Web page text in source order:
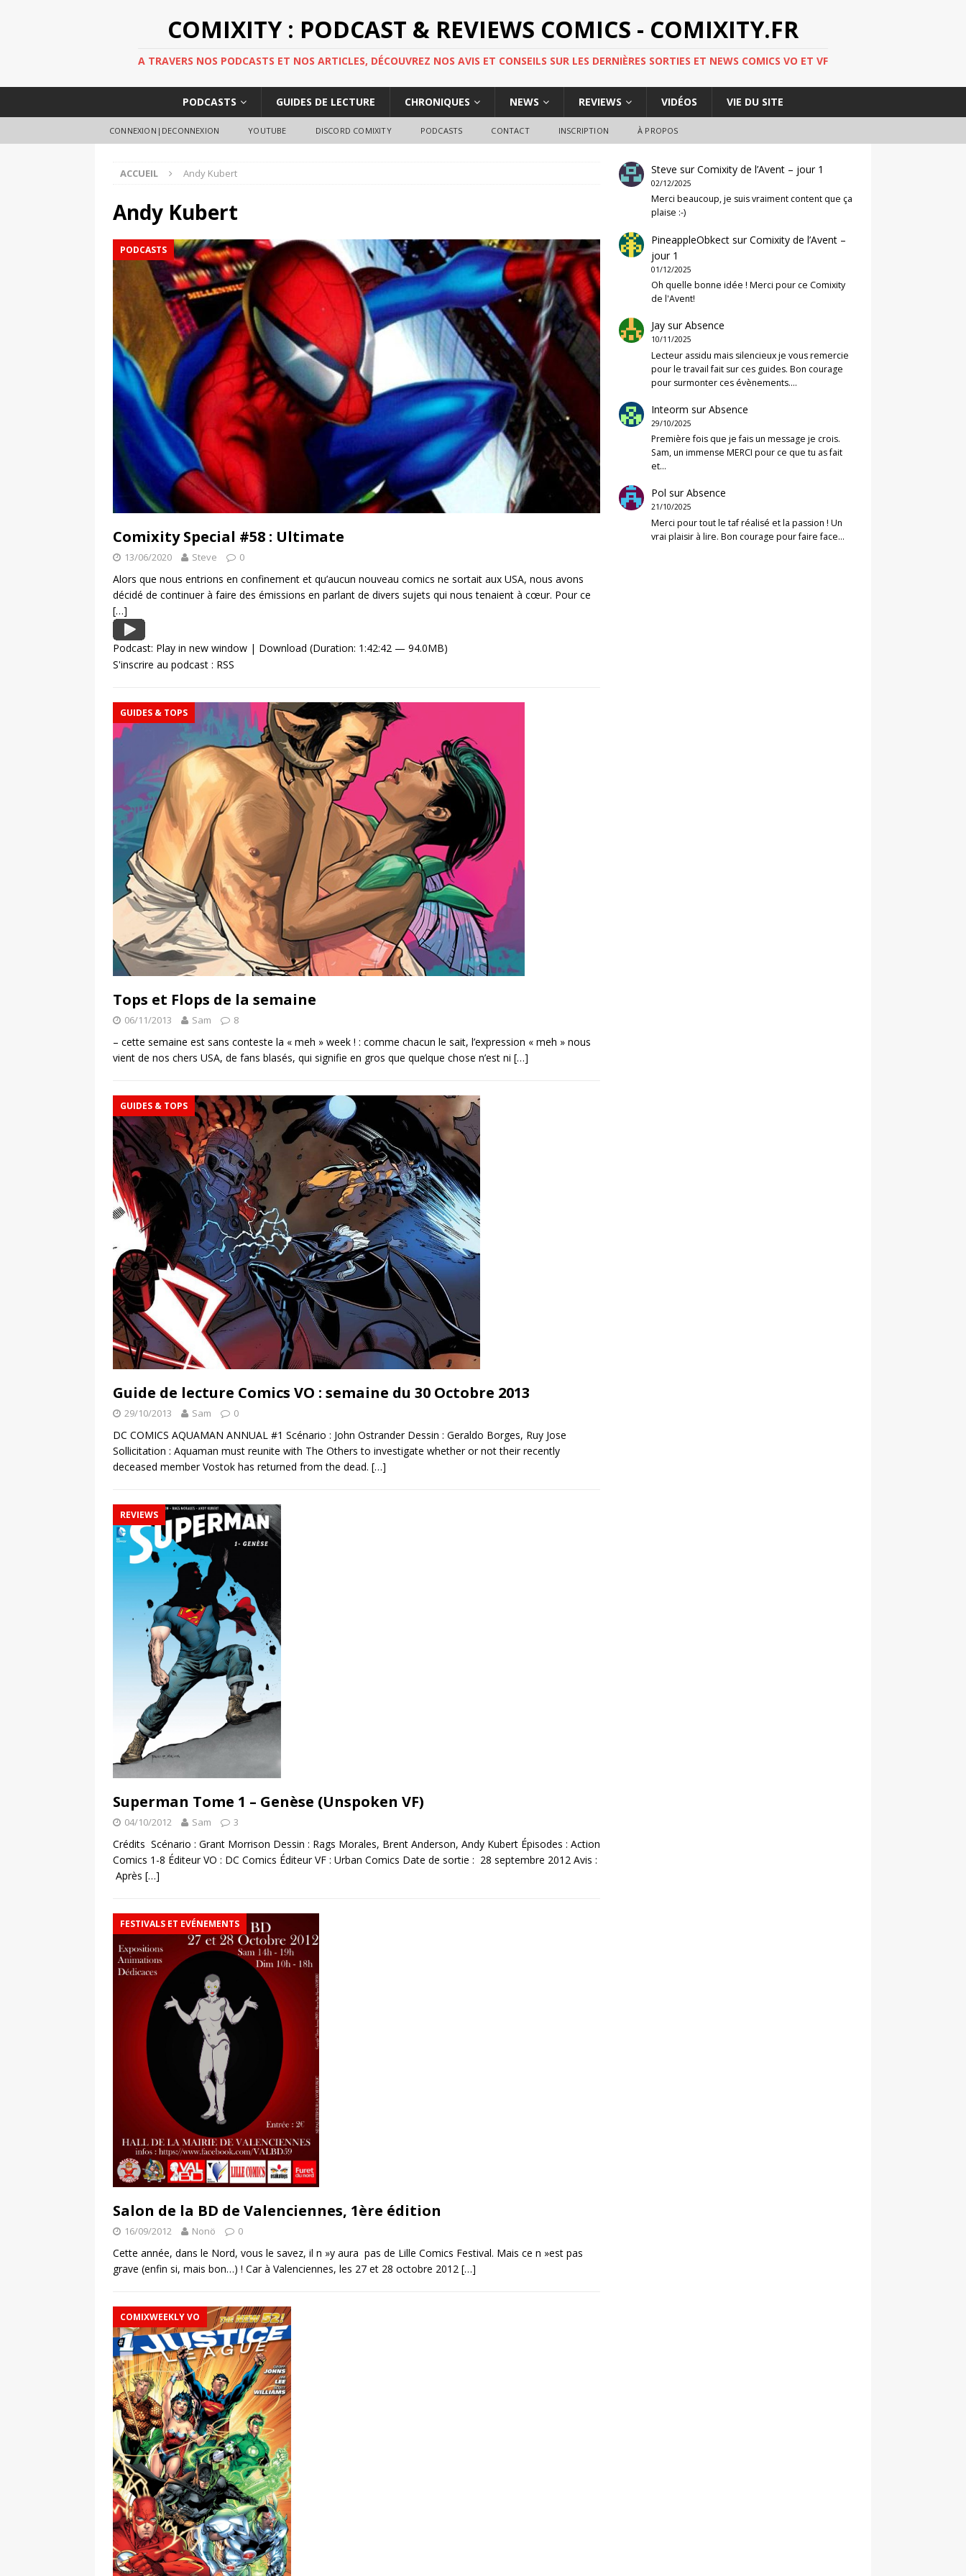
COMIXITY : PODCAST & REVIEWS COMICS - COMIXITY.FR
A TRAVERS NOS PODCASTS ET NOS ARTICLES, DÉCOUVREZ NOS AVIS ET CONSEILS SUR LES DERNIÈRES SORTIES ET NEWS COMICS VO ET VF
PODCASTS GUIDES DE LECTURE CHRONIQUES NEWS REVIEWS VIDÉOS VIE DU SITE
CONNEXION|DECONNEXION YOUTUBE DISCORD COMIXITY PODCASTS CONTACT INSCRIPTION À PROPOS
ACCUEIL Andy Kubert
Andy Kubert
PODCASTS
Comixity Special #58 : Ultimate
13/06/2020 Steve 0
Alors que nous entrions en confinement et qu’aucun nouveau comics ne sortait aux USA, nous avons
décidé de continuer à faire des émissions en parlant de divers sujets qui nous tenaient à cœur. Pour ce
[…]
Podcast: Play in new window | Download (Duration: 1:42:42 — 94.0MB)
S'inscrire au podcast : RSS
GUIDES & TOPS
Tops et Flops de la semaine
06/11/2013 Sam 8
– cette semaine est sans conteste la « meh » week ! : comme chacun le sait, l’expression « meh » nous
vient de nos chers USA, de fans blasés, qui signifie en gros que quelque chose n’est ni […]
GUIDES & TOPS
Guide de lecture Comics VO : semaine du 30 Octobre 2013
29/10/2013 Sam 0
DC COMICS AQUAMAN ANNUAL #1 Scénario : John Ostrander Dessin : Geraldo Borges, Ruy Jose
Sollicitation : Aquaman must reunite with The Others to investigate whether or not their recently
deceased member Vostok has returned from the dead. […]
REVIEWS
Superman Tome 1 – Genèse (Unspoken VF)
04/10/2012 Sam 3
Crédits Scénario : Grant Morrison Dessin : Rags Morales, Brent Anderson, Andy Kubert Épisodes : Action
Comics 1-8 Éditeur VO : DC Comics Éditeur VF : Urban Comics Date de sortie : 28 septembre 2012 Avis :
Après […]
FESTIVALS ET EVÉNEMENTS
Salon de la BD de Valenciennes, 1ère édition
16/09/2012 Nonö 0
Cette année, dans le Nord, vous le savez, il n »y aura pas de Lille Comics Festival. Mais ce n »est pas
grave (enfin si, mais bon…) ! Car à Valenciennes, les 27 et 28 octobre 2012 […]
COMIXWEEKLY VO
Steve surComixity de l’Avent – jour 1
02/12/2025
Merci beaucoup, je suis vraiment content que ça
plaise :-)
PineappleObkect surComixity de l’Avent –
jour 1
01/12/2025
Oh quelle bonne idée ! Merci pour ce Comixity
de l'Avent!
Jay surAbsence
10/11/2025
Lecteur assidu mais silencieux je vous remercie
pour le travail fait sur ces guides. Bon courage
pour surmonter ces évènements.…
Inteorm surAbsence
29/10/2025
Première fois que je fais un message je crois.
Sam, un immense MERCI pour ce que tu as fait
et…
Pol surAbsence
21/10/2025
Merci pour tout le taf réalisé et la passion ! Un
vrai plaisir à lire. Bon courage pour faire face…